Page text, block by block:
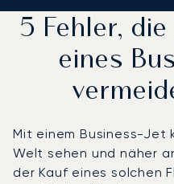
5 Fehler,
eines
Mit einem Business-Jet
Welt sehen und näher
der Kauf eines solchen